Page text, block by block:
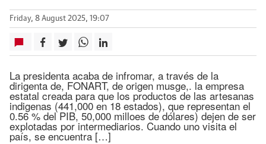
Friday, 8 August 2025, 19:07
La presidenta acaba de infromar, a través de la
dirigenta de, FONART, de origen musge,. la empresa
estatal creada para que los productos de las artesanas
indigenas (441,000 en 18 estados), que representan el
0.56 % del PIB, 50,000 milloes de dólares) dejen de ser
explotadas por intermediarios. Cuando uno visita el
país, se encuentra […]